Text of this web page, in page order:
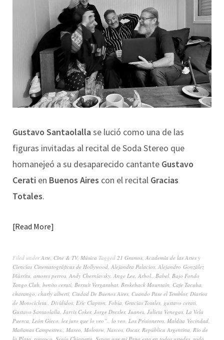
Gustavo Santaolalla se lució como una de las
figuras invitadas al recital de Soda Stereo que
homanejeó a su desaparecido cantante Gustavo
Cerati en Buenos Aires con el recital Gracias
Totales.
Read More
Filed underArte, Cine & TV, Música Tagged 21 Gramos, Academia de las Artes y
Ciencias Cinematográficas de Hollywood, Alejandra Palacios, Alejandro González
Iñárritu, amores perros, Andy Cherniavsky, Ange Lee, Arbol., Babel, Bajo Fondo
Tango Club, benito cerati, Bersuit Vergarabat, Brokeback Mountain, Cafe Tacuba,
charango, charly alberti, Ciudad De Buenos Aires, Cuando Pase el Temblor, Diarios
de Motocicleta., Divididos, Eric Clapton, Fobia, Gracias Totales, gustavo cerati,
Gustavo Santaolalla, Jarvis Coker, Jorge Drexler, Juanes, Julieta Venegas, La Vela
Puerca, León Gieco, les juro que lo veo”., lo veo, Los Prisioneros, Maldita Vecindad,
Mañanas Campestres., Mareo, Molotow, Narcos, Oscar, República Argentina, Río de